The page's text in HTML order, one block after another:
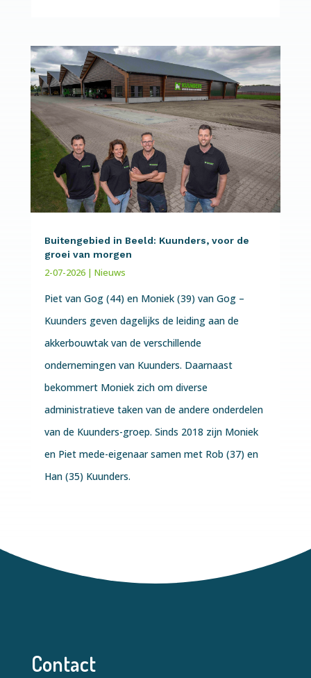
Buitengebied in Beeld: Kuunders, voor de
groei van morgen
2-07-2026| Nieuws
Piet van Gog (44) en Moniek (39) van Gog –
Kuunders geven dagelijks de leiding aan de
akkerbouwtak van de verschillende
ondernemingen van Kuunders. Daarnaast
bekommert Moniek zich om diverse
administratieve taken van de andere onderdelen
van de Kuunders-groep. Sinds 2018 zijn Moniek
en Piet mede-eigenaar samen met Rob (37) en
Han (35) Kuunders.
Contact